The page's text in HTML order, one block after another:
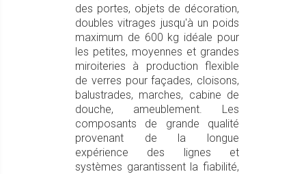
des portes, objets de décoration,
doubles vitrages jusqu'à un poids
maximum de 600 kg idéale pour
les petites, moyennes et grandes
miroiteries à production flexible
de verres pour façades, cloisons,
balustrades, marches, cabine de
douche, ameublement. Les
composants de grande qualité
provenant de la longue
expérience des lignes et
systèmes garantissent la fiabilité,